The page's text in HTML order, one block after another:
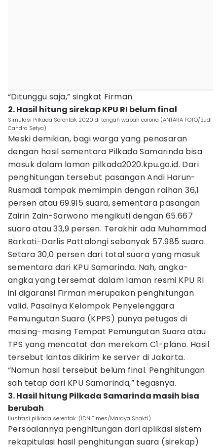
“Ditunggu saja,” singkat Firman.
2. Hasil hitung sirekap KPU RI belum final
Simulasi Pilkada Serentak 2020 di tengah wabah corona (ANTARA FOTO/Budi
Candra Setya)
Meski demikian, bagi warga yang penasaran
dengan hasil sementara Pilkada Samarinda bisa
masuk dalam laman pilkada2020.kpu.go.id. Dari
penghitungan tersebut pasangan Andi Harun-
Rusmadi tampak memimpin dengan raihan 36,1
persen atau 69.915 suara, sementara pasangan
Zairin Zain-Sarwono mengikuti dengan 65.667
suara atau 33,9 persen. Terakhir ada Muhammad
Barkati-Darlis Pattalongi sebanyak 57.985 suara.
Setara 30,0 persen dari total suara yang masuk
sementara dari KPU Samarinda. Nah, angka-
angka yang tersemat dalam laman resmi KPU RI
ini digaransi Firman merupakan penghitungan
valid. Pasalnya Kelompok Penyelenggara
Pemungutan Suara (KPPS) punya petugas di
masing-masing Tempat Pemungutan Suara atau
TPS yang mencatat dan merekam C1-plano. Hasil
tersebut lantas dikirim ke server di Jakarta.
“Namun hasil tersebut belum final. Penghitungan
sah tetap dari KPU Samarinda,” tegasnya.
3. Hasil hitung Pilkada Samarinda masih bisa
berubah
Ilustrasi pilkada serentak. (IDN Times/Mardya Shakti)
Persoalannya penghitungan dari aplikasi sistem
rekapitulasi hasil penghitungan suara (sirekap)